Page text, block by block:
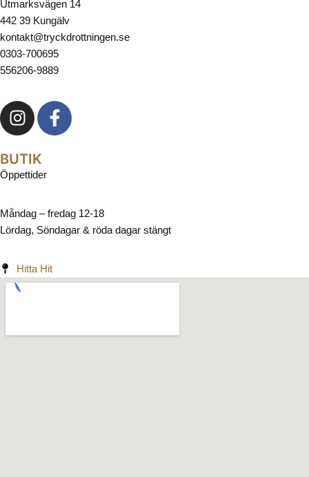
Utmarksvägen 14
442 39 Kungälv
kontakt@tryckdrottningen.se
0303-700695
556206-9889
BUTIK
Öppettider
Måndag – fredag 12-18
Lördag, Söndagar & röda dagar stängt
Hitta Hit